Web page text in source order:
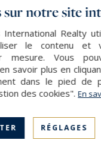
des fondations
des fissures
complète de la
préventif et
et finitions
sur notre site
International Realty
le contenu et
mesure. Vous
savoir plus en
dans le pied de
des cookies".En
RÉGLAGES